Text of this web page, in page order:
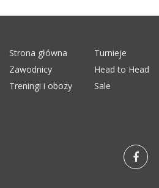
Strona główna Turnieje
Zawodnicy
Head to Head
Treningi i obozy
Sale